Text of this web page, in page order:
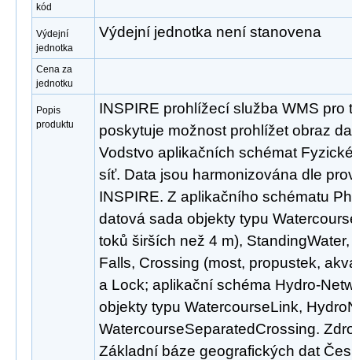
kód
Výdejní
jednotka
Výdejní jednotka není stanovena
Cena za
jednotku
Popis
produktu
INSPIRE prohlížecí služba WMS pro
poskytuje možnost prohlížet obraz
Vodstvo aplikačních schémat
síť. Data jsou harmonizována dle
INSPIRE. Z aplikačního schématu
datová sada objekty typu
toků širších než 4 m),
Falls, Crossing (most, propustek,
a Lock; aplikační schéma Hydro-
objekty typu WatercourseLink,
WatercourseSeparatedCrossing.
Základní báze geografických dat